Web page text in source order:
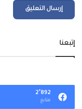
إتبعنا
2٬892
متابع